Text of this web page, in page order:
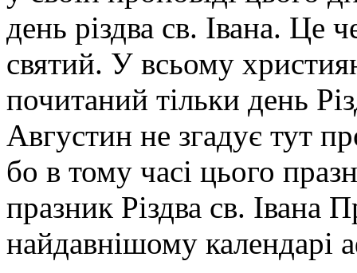
день різдва св. Івана. Це
святий. У всьому
почитаний тільки день
Августин не згадує тут
бо в тому часі цього
празник Різдва св. Івана
найдавнішому календарі